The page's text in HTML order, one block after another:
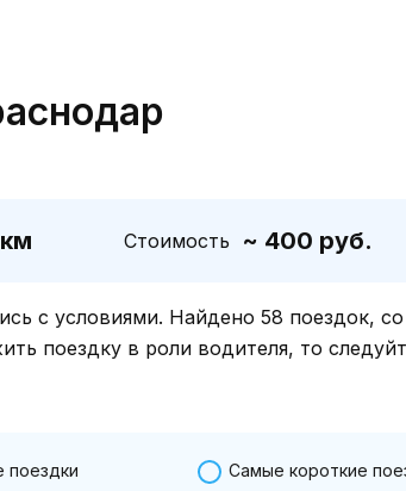
Стоимость ~ 400 руб.
с условиями. Найдено 58 поездок, со
поездку в роли водителя, то
Самые короткие